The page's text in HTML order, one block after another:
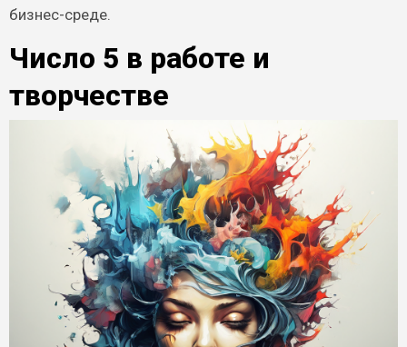
бизнес-среде.
Число 5 в работе и
творчестве